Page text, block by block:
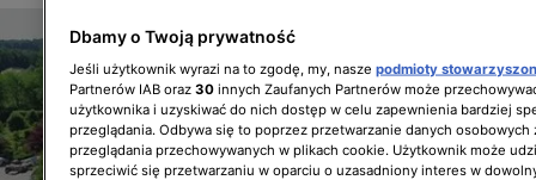
Dbamy o Twoją prywatność
Jeśli użytkownik wyrazi na to zgodę, my, nasze podmioty
Partnerów IAB oraz 30 innych Zaufanych Partnerów może
użytkownika i uzyskiwać do nich dostęp w celu zapewnienia bardziej
przeglądania. Odbywa się to poprzez przetwarzanie danych osobowych
przeglądania przechowywanych w plikach cookie. Użytkownik może
sprzeciwić się przetwarzaniu w oparciu o uzasadniony interes w